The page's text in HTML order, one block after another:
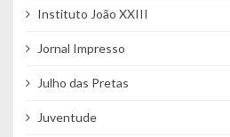
Instituto João XXIII
Jornal Impresso
Julho das Pretas
Juventude